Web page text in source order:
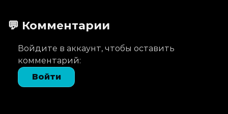
💬 Комментарии
Войдите в аккаунт, чтобы оставить
комментарий:
Войти